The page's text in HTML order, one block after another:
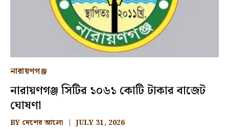
নারায়ণগঞ্জ
নারায়ণগঞ্জ সিটির ১০৬১ কোটি টাকার বাজেট
ঘোষণা
BY দেশের আলো JULY 31, 2026